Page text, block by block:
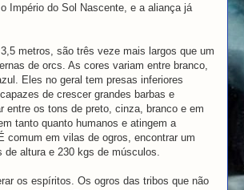
Império do Sol Nascente, e a aliança já
metros, são três veze mais largos que um
de orcs. As cores variam entre branco,
Eles no geral tem presas inferiores
de crescer grandes barbas e
os tons de preto, cinza, branco e em
tanto quanto humanos e atingem a
comum em vilas de ogros, encontrar um
altura e 230 kgs de músculos.
os espíritos. Os ogros das tribos que não